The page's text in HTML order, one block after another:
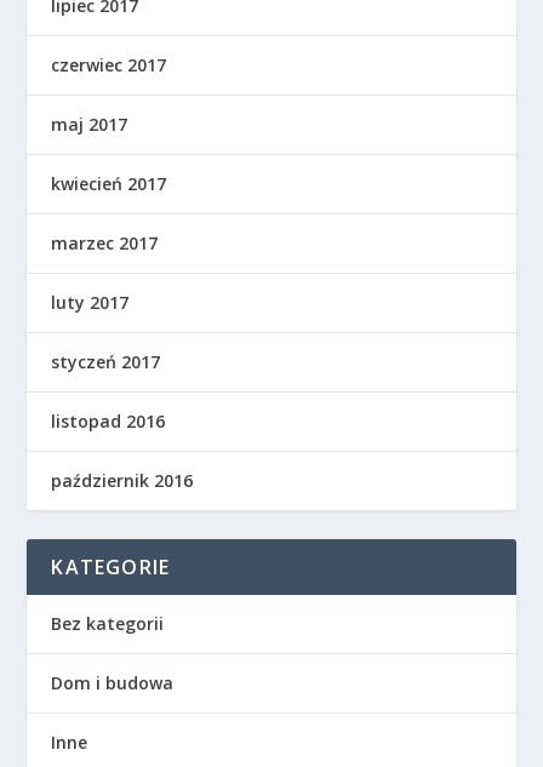
lipiec 2017
czerwiec 2017
maj 2017
kwiecień 2017
marzec 2017
luty 2017
styczeń 2017
listopad 2016
październik 2016
KATEGORIE
Bez kategorii
Dom i budowa
Inne